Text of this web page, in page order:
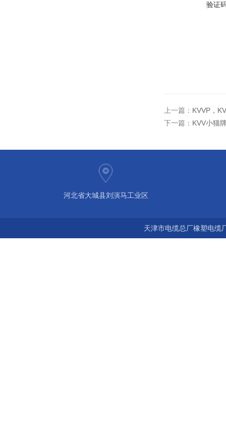
验证
上一篇： KVVP，
下一篇： KVV小猫
河北省大城县刘演马工业区
天津市电缆总厂橡塑电